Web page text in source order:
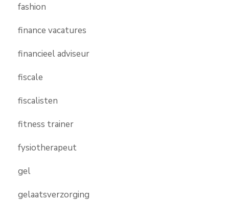
fashion
finance vacatures
financieel adviseur
fiscale
fiscalisten
fitness trainer
fysiotherapeut
gel
gelaatsverzorging